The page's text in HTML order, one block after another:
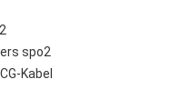
spo2
Kabel